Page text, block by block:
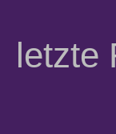
letzte